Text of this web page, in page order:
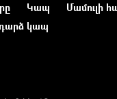
Կապ Մամուլի
կապ